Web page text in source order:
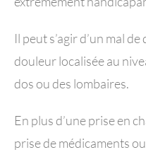
Il peut s’agir d’un mal
douleur localisée au
dos ou des lombaires.
En plus d’une prise en
prise de médicaments